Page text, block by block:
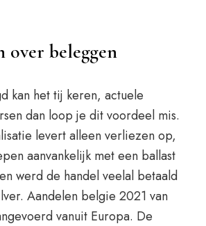
over beleggen
kan het tij keren, actuele
dan loop je dit voordeel mis.
levert alleen verliezen op,
aanvankelijk met een ballast
werd de handel veelal betaald
Aandelen belgie 2021 van
vanuit Europa. De